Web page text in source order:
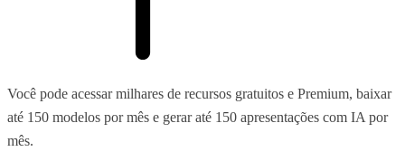
Você pode acessar milhares de recursos gratuitos e Premium, baixar
até 150 modelos por mês e gerar até 150 apresentações com IA por
mês.